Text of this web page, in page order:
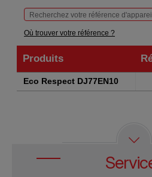
Où trouver votre référence ?
Produits
Produits
Eco Respect DJ77EN10